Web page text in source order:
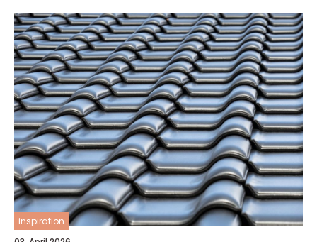
inspiration